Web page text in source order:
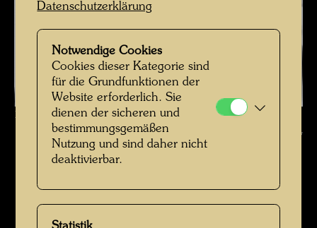
Friedrich Stowasser mit seiner Mutter , Fotograf: Unbekannt Unknown
© Hundertwasser Archiv
Kindheit und Jugend
Bildergalerie öffnen
Datenschutzerklärung
Notwendige Cookies
Cookies dieser Kategorie sind
für die Grundfunktionen der
Website erforderlich. Sie
dienen der sicheren und
bestimmungsgemäßen
Nutzung und sind daher nicht
deaktivierbar.